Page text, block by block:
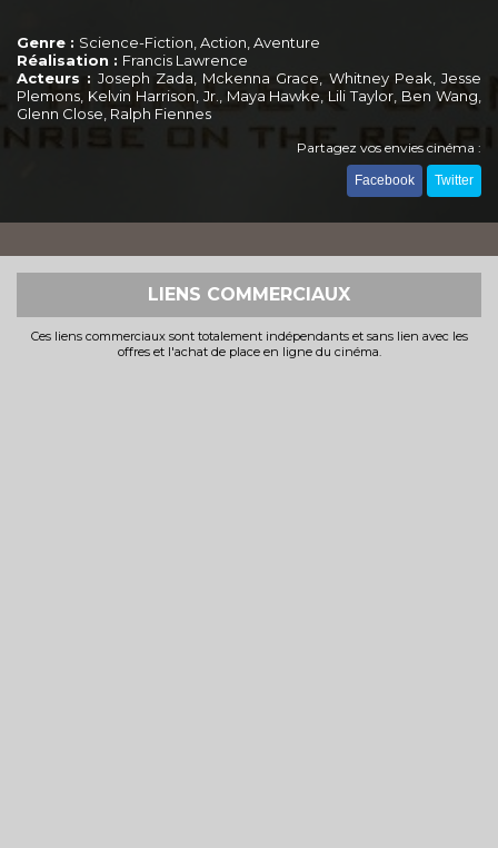
Genre : Science-Fiction, Action, Aventure
Réalisation : Francis Lawrence
Acteurs : Joseph Zada, Mckenna Grace, Whitney Peak, Jesse
Plemons, Kelvin Harrison, Jr., Maya Hawke, Lili Taylor, Ben Wang,
Glenn Close, Ralph Fiennes
Partagez vos envies cinéma :
Facebook Twitter
LIENS COMMERCIAUX
Ces liens commerciaux sont totalement indépendants et sans lien avec les
offres et l'achat de place en ligne du cinéma.